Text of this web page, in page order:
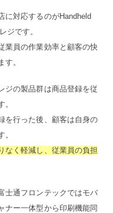
に対応するのがHandheld
ジです。
業員の作業効率と顧客の快
。
ジの製品群は商品登録を従
を行った後、顧客は自身の
なく軽減し、従業員の負担
士通フロンテックではモバ
ナー一体型から印刷機能同